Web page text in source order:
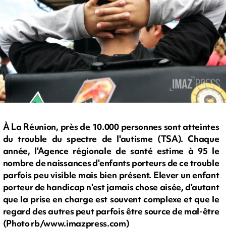
À La Réunion, près de 10.000 personnes sont atteintes
du trouble du spectre de l'autisme (TSA). Chaque
année, l'Agence régionale de santé estime à 95 le
nombre de naissances d'enfants porteurs de ce trouble
parfois peu visible mais bien présent. Elever un enfant
porteur de handicap n'est jamais chose aisée, d'autant
que la prise en charge est souvent complexe et que le
regard des autres peut parfois être source de mal-être
(Photo rb/www.imazpress.com)